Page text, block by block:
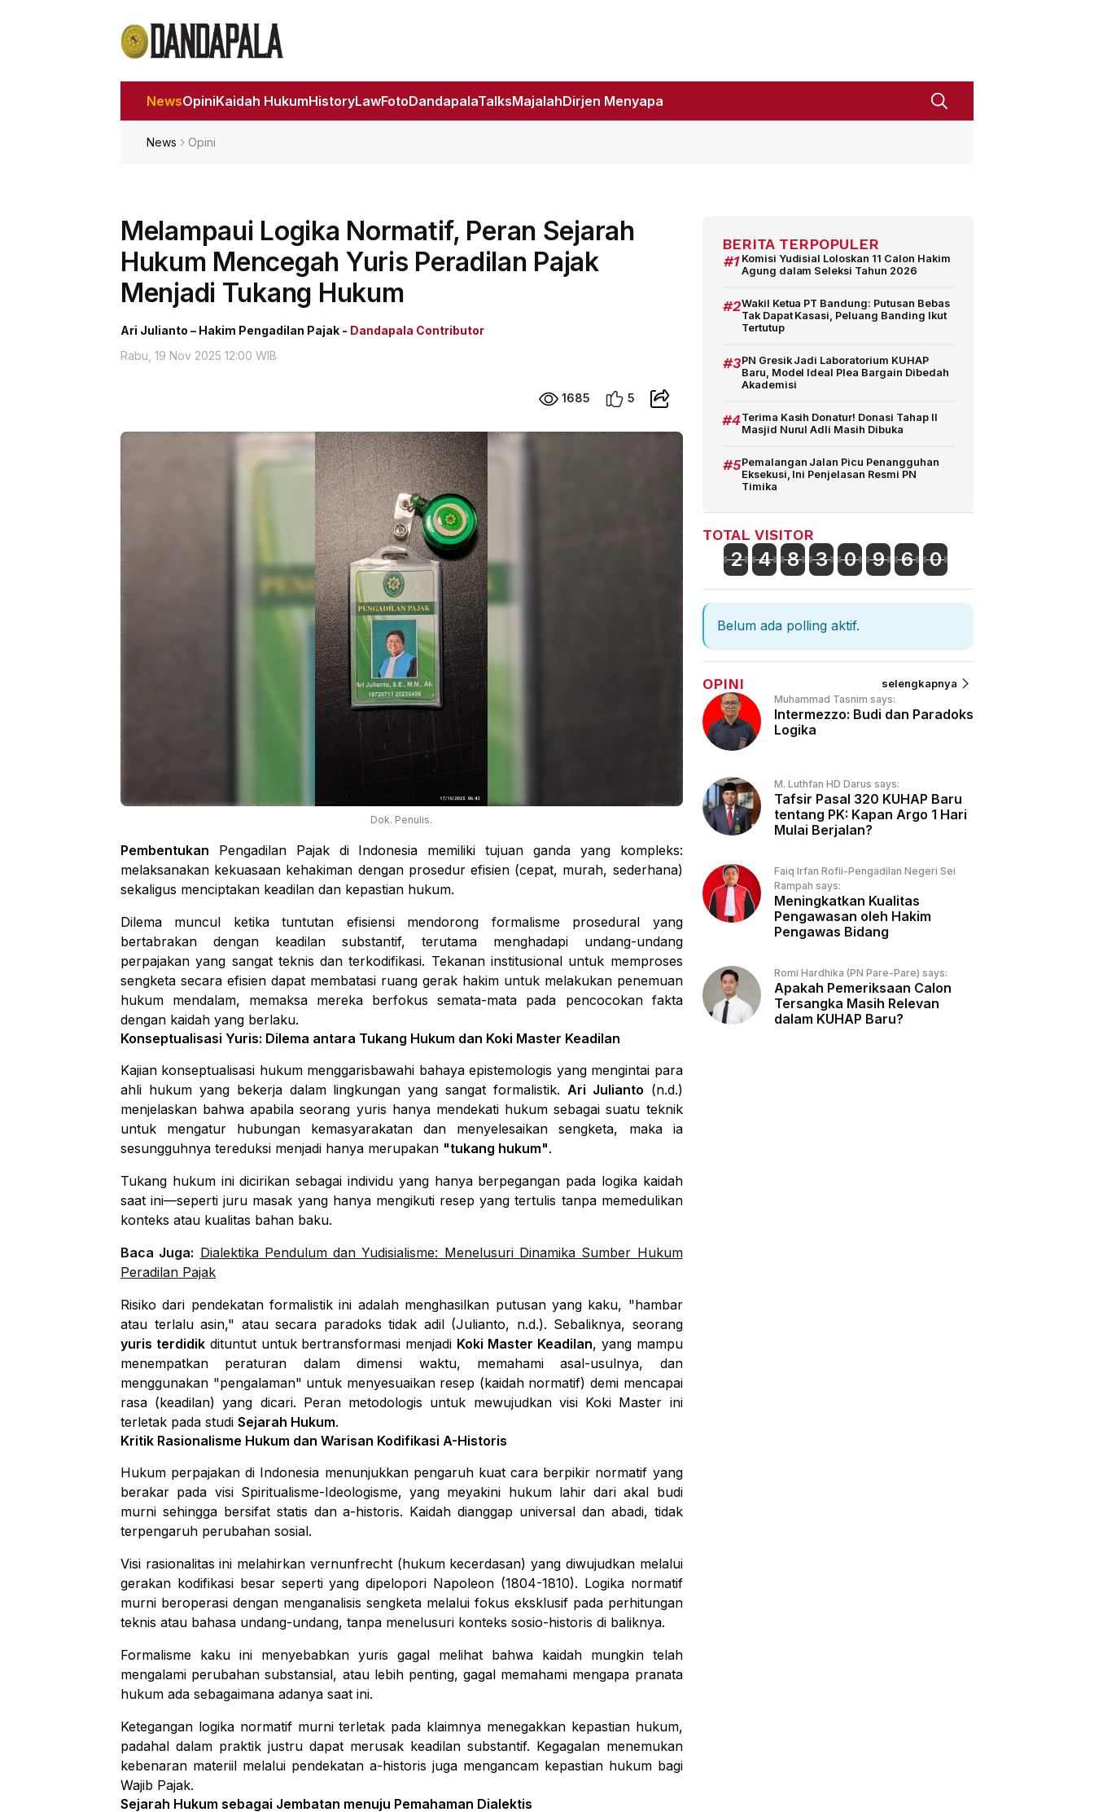
NewsOpiniKaidah HukumHistoryLawFotoDandapalaTalksMajalahDirjen Menyapa
News Opini
Melampaui Logika Normatif, Peran Sejarah
Hukum Mencegah Yuris Peradilan Pajak
Menjadi Tukang Hukum
Ari Julianto – Hakim Pengadilan Pajak - Dandapala Contributor
Rabu, 19 Nov 2025 12:00 WIB
1685 5
Dok. Penulis.
Pembentukan Pengadilan Pajak di Indonesia memiliki tujuan ganda yang kompleks:
melaksanakan kekuasaan kehakiman dengan prosedur efisien (cepat, murah, sederhana)
sekaligus menciptakan keadilan dan kepastian hukum.
Dilema muncul ketika tuntutan efisiensi mendorong formalisme prosedural yang
bertabrakan dengan keadilan substantif, terutama menghadapi undang-undang
perpajakan yang sangat teknis dan terkodifikasi. Tekanan institusional untuk memproses
sengketa secara efisien dapat membatasi ruang gerak hakim untuk melakukan penemuan
hukum mendalam, memaksa mereka berfokus semata-mata pada pencocokan fakta
dengan kaidah yang berlaku.
Konseptualisasi Yuris: Dilema antara Tukang Hukum dan Koki Master Keadilan
Kajian konseptualisasi hukum menggarisbawahi bahaya epistemologis yang mengintai para
ahli hukum yang bekerja dalam lingkungan yang sangat formalistik. Ari Julianto (n.d.)
menjelaskan bahwa apabila seorang yuris hanya mendekati hukum sebagai suatu teknik
untuk mengatur hubungan kemasyarakatan dan menyelesaikan sengketa, maka ia
sesungguhnya tereduksi menjadi hanya merupakan "tukang hukum".
Tukang hukum ini dicirikan sebagai individu yang hanya berpegangan pada logika kaidah
saat ini—seperti juru masak yang hanya mengikuti resep yang tertulis tanpa memedulikan
konteks atau kualitas bahan baku.
Baca Juga: Dialektika Pendulum dan Yudisialisme: Menelusuri Dinamika Sumber Hukum
Peradilan Pajak
Risiko dari pendekatan formalistik ini adalah menghasilkan putusan yang kaku, "hambar
atau terlalu asin," atau secara paradoks tidak adil (Julianto, n.d.). Sebaliknya, seorang
yuris terdidikdituntut untuk bertransformasi menjadi Koki Master Keadilan, yang mampu
menempatkan peraturan dalam dimensi waktu, memahami asal-usulnya, dan
menggunakan "pengalaman" untuk menyesuaikan resep (kaidah normatif) demi mencapai
rasa (keadilan) yang dicari. Peran metodologis untuk mewujudkan visi Koki Master ini
terletak pada studi Sejarah Hukum.
Kritik Rasionalisme Hukum dan Warisan Kodifikasi A-Historis
Hukum perpajakan di Indonesia menunjukkan pengaruh kuat cara berpikir normatif yang
berakar pada visi Spiritualisme-Ideologisme, yang meyakini hukum lahir dari akal budi
murni sehingga bersifat statis dan a-historis. Kaidah dianggap universal dan abadi, tidak
terpengaruh perubahan sosial.
Visi rasionalitas ini melahirkan vernunfrecht(hukum kecerdasan) yang diwujudkan melalui
gerakan kodifikasi besar seperti yang dipelopori Napoleon (1804-1810). Logika normatif
murni beroperasi dengan menganalisis sengketa melalui fokus eksklusif pada perhitungan
teknis atau bahasa undang-undang, tanpa menelusuri konteks sosio-historis di baliknya.
Formalisme kaku ini menyebabkan yuris gagal melihat bahwa kaidah mungkin telah
mengalami perubahan substansial, atau lebih penting, gagal memahami mengapa pranata
hukum ada sebagaimana adanya saat ini.
Ketegangan logika normatif murni terletak pada klaimnya menegakkan kepastian hukum,
padahal dalam praktik justru dapat merusak keadilan substantif. Kegagalan menemukan
kebenaran materiil melalui pendekatan a-historis juga mengancam kepastian hukum bagi
Wajib Pajak.
Sejarah Hukum sebagai Jembatan menuju Pemahaman Dialektis
BERITA TERPOPULER
#1 Komisi Yudisial Loloskan 11 Calon Hakim
Agung dalam Seleksi Tahun 2026
#2Wakil Ketua PT Bandung: Putusan Bebas
Tak Dapat Kasasi, Peluang Banding Ikut
Tertutup
#3PN Gresik Jadi Laboratorium KUHAP
Baru, Model Ideal Plea Bargain Dibedah
Akademisi
#4Terima Kasih Donatur! Donasi Tahap II
Masjid Nurul Adli Masih Dibuka
#5Pemalangan Jalan Picu Penangguhan
Eksekusi, Ini Penjelasan Resmi PN
Timika
TOTAL VISITOR
2 4 8 3 0 9 6 0
Belum ada polling aktif.
OPINI selengkapnya
Muhammad Tasnim says:
Intermezzo: Budi dan Paradoks
Logika
M. Luthfan HD Darus says:
Tafsir Pasal 320 KUHAP Baru
tentang PK: Kapan Argo 1 Hari
Mulai Berjalan?
Faiq Irfan Rofii-Pengadilan Negeri Sei
Rampah says:
Meningkatkan Kualitas
Pengawasan oleh Hakim
Pengawas Bidang
Romi Hardhika (PN Pare-Pare) says:
Apakah Pemeriksaan Calon
Tersangka Masih Relevan
dalam KUHAP Baru?